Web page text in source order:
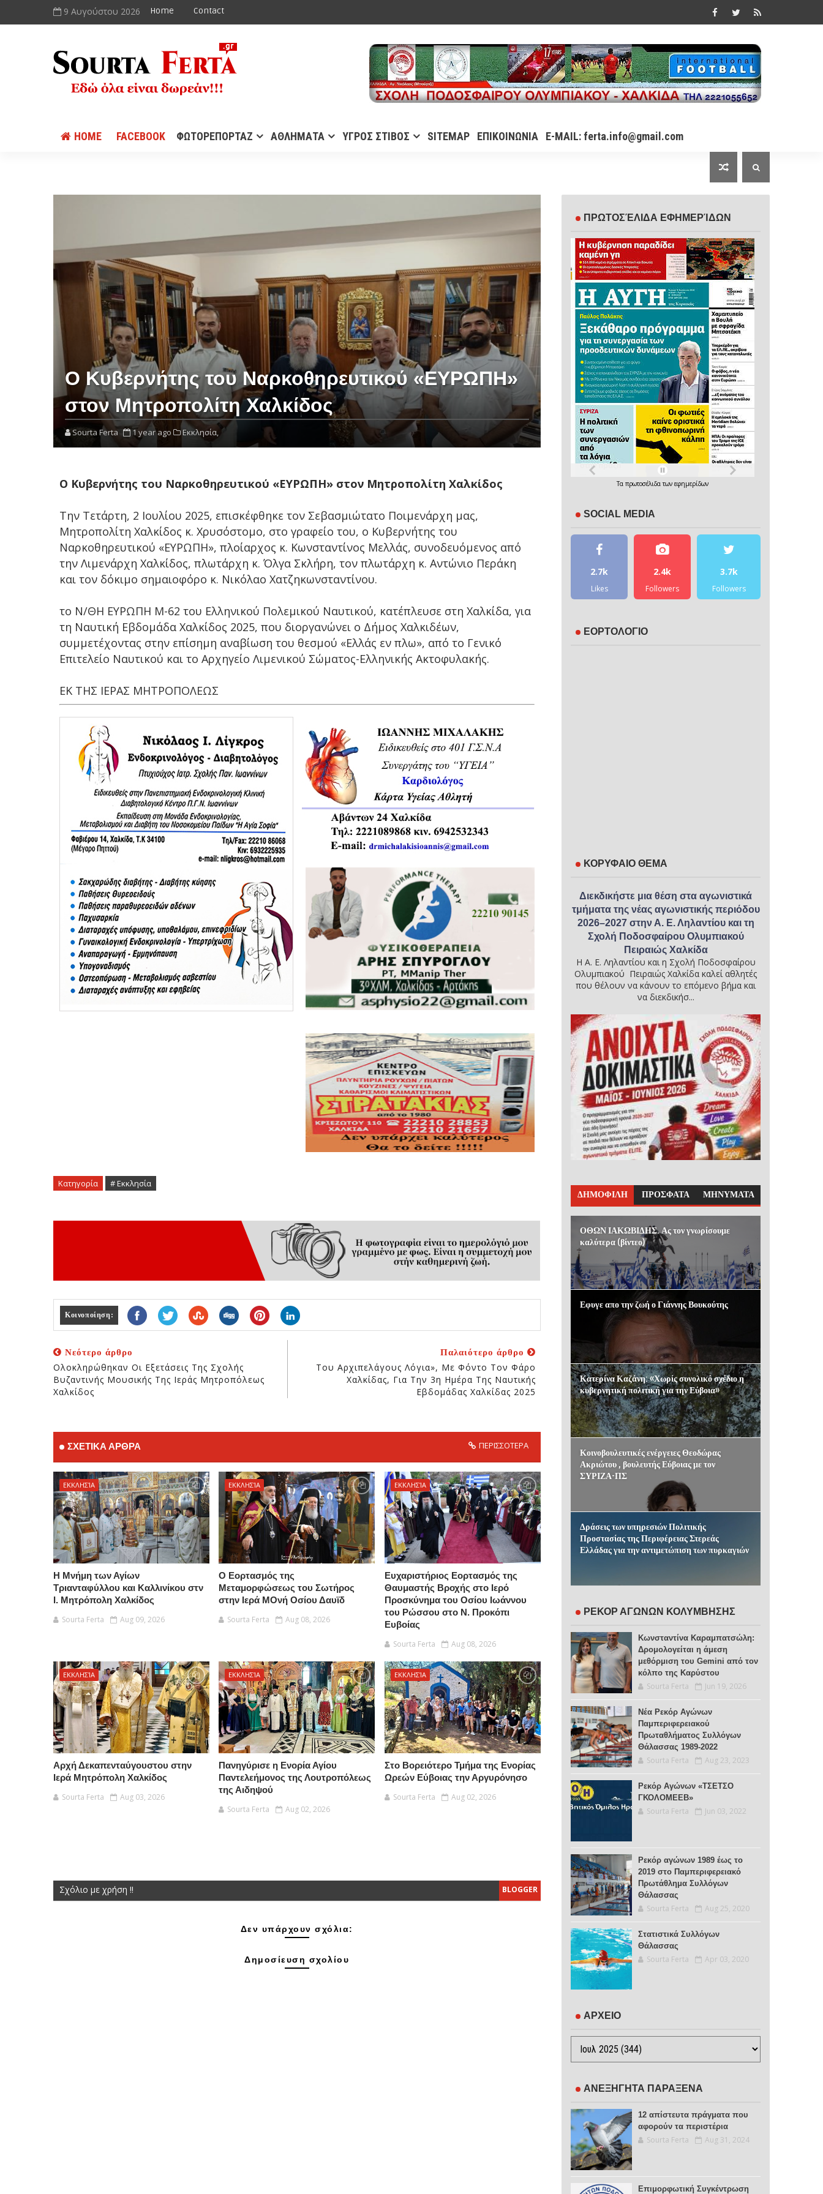
9 Αυγούστου 2026 Home Contact
HOME FACEBOOK ΦΩΤΟΡΕΠΟΡΤΑΖ ΑΘΛΗΜΑΤΑ ΥΓΡΟΣ ΣΤΙΒΟΣ SITEMAP ΕΠΙΚΟΙΝΩΝΙΑ E-MAIL: ferta.info@gmail.com
Ο Κυβερνήτης του Ναρκοθηρευτικού «ΕΥΡΩΠΗ»
στον Μητροπολίτη Χαλκίδος
Sourta Ferta 1 year ago Εκκλησία,
Ο Κυβερνήτης του Ναρκοθηρευτικού «ΕΥΡΩΠΗ» στον Μητροπολίτη Χαλκίδος
Την Τετάρτη, 2 Ιουλίου 2025, επισκέφθηκε τον Σεβασμιώτατο Ποιμενάρχη μας,
Μητροπολίτη Χαλκίδος κ. Χρυσόστομο, στο γραφείο του, ο Κυβερνήτης του
Ναρκοθηρευτικού «ΕΥΡΩΠΗ», πλοίαρχος κ. Κωνσταντίνος Μελλάς, συνοδευόμενος από
την Λιμενάρχη Χαλκίδος, πλωτάρχη κ. Όλγα Σκλήρη, τον πλωτάρχη κ. Αντώνιο Περάκη
και τον δόκιμο σημαιοφόρο κ. Νικόλαο Χατζηκωνσταντίνου.
το N/ΘΗ ΕΥΡΩΠΗ Μ-62 του Ελληνικού Πολεμικού Ναυτικού, κατέπλευσε στη Χαλκίδα, για
τη Ναυτική Εβδομάδα Χαλκίδος 2025, που διοργανώνει ο Δήμος Χαλκιδέων,
συμμετέχοντας στην επίσημη αναβίωση του θεσμού «Ελλάς εν πλω», από το Γενικό
Επιτελείο Ναυτικού και το Αρχηγείο Λιμενικού Σώματος-Ελληνικής Ακτοφυλακής.
ΕΚ ΤΗΣ ΙΕΡΑΣ ΜΗΤΡΟΠΟΛΕΩΣ
Κατηγορία # Εκκλησία
Κοινοποίηση:
Νεότερο άρθρο
Ολοκληρώθηκαν Οι Εξετάσεις Της Σχολής
Βυζαντινής Μουσικής Της Ιεράς Μητροπόλεως
Χαλκίδος
Παλαιότερο άρθρο
Του Αρχιπελάγους Λόγια», Με Φόντο Τον Φάρο
Χαλκίδας, Για Την 3η Ημέρα Της Ναυτικής
Εβδομάδας Χαλκίδας 2025
ΣΧΕΤΙΚΑ ΑΡΘΡΑ ΠΕΡΙΣΣΟΤΕΡΑ
ΕΚΚΛΗΣΊΑ
Η Μνήμη των Αγίων
Τριανταφύλλου και Καλλινίκου στν
Ι. Μητρόπολη Χαλκίδος
Sourta Ferta
Aug 09, 2026
ΕΚΚΛΗΣΊΑ
Ο Εορτασμός της
Μεταμορφώσεως του Σωτήρος
στην Ιερά ΜΟνή Οσίου Δαυϊδ
Sourta Ferta
Aug 08, 2026
ΕΚΚΛΗΣΊΑ
Ευχαριστήριος Εορτασμός της
Θαυμαστής Βροχής στο Ιερό
Προσκύνημα του Οσίου Ιωάννου
του Ρώσσου στο Ν. Προκόπι
Ευβοίας
Sourta Ferta
Aug 08, 2026
ΕΚΚΛΗΣΊΑ
Αρχή Δεκαπενταύγουστου στην
Ιερά Μητρόπολη Χαλκίδος
Sourta Ferta
Aug 03, 2026
ΕΚΚΛΗΣΊΑ
Πανηγύρισε η Ενορία Αγίου
Παντελεήμονος της Λουτροπόλεως
της Αιδηψού
Sourta Ferta
Aug 02, 2026
ΕΚΚΛΗΣΊΑ
Στο Βορειότερο Τμήμα της Ενορίας
Ωρεών Εύβοιας την Αργυρόνησο
Sourta Ferta
Aug 02, 2026
BLOGGER
Σχόλιο με χρήση !!
Δεν υπάρχουν σχόλια:
Δημοσίευση σχολίου
ΠΡΩΤΟΣΈΛΙΔΑ ΕΦΗΜΕΡΊΔΩΝ
Τα πρωτοσέλιδατων εφημερίδων
SOCIAL MEDIA
2.7k
Likes
2.4k
Followers
3.7k
Followers
ΕΟΡΤΟΛΟΓΙΟ
ΚΟΡΥΦΑΙΟ ΘΕΜΑ
Διεκδικήστε μια θέση στα αγωνιστικά
τμήματα της νέας αγωνιστικής περιόδου
2026–2027 στην Α. Ε. Ληλαντίου και τη
Σχολή Ποδοσφαίρου Ολυμπιακού
Πειραιώς Χαλκίδα
Η Α. Ε. Ληλαντίου και η Σχολή Ποδοσφαίρου
Ολυμπιακού Πειραιώς Χαλκίδα καλεί αθλητές
που θέλουν να κάνουν το επόμενο βήμα και
να διεκδικήσ...
ΔΗΜΟΦΙΛΗ ΠΡΟΣΦΑΤΑ ΜΗΝΥΜΑΤΑ
ΟΘΩΝ ΙΑΚΩΒΙΔΗΣ. Ας τον γνωρίσουμε
καλύτερα (βίντεο)
Εφυγε απο την ζωή ο Γιάννης Βουκούτης
Κατερίνα Καζάνη: «Χωρίς συνολικό σχέδιο η
κυβερνητική πολιτική για την Εύβοια»
Κοινοβουλευτικές ενέργειες Θεοδώρας
Ακριώτου , βουλευτής Εύβοιας με τον
ΣΥΡΙΖΑ-ΠΣ
Δράσεις των υπηρεσιών Πολιτικής
Προστασίας της Περιφέρειας Στερεάς
Ελλάδας για την αντιμετώπιση των πυρκαγιών
ΡΕΚΟΡ ΑΓΩΝΩΝ ΚΟΛΥΜΒΗΣΗΣ
Κωνσταντίνα Καραμπατσώλη:
Δρομολογείται η άμεση
μεθόρμιση του Gemini από τον
κόλπο της Καρύστου
Sourta Ferta Jun 19, 2026
Νέα Ρεκόρ Αγώνων
Παμπεριφερειακού
Πρωταθλήματος Συλλόγων
Θάλασσας 1989-2022
Sourta Ferta Aug 23, 2023
Ρεκόρ Αγώνων «ΤΣΕΤΣΟ
ΓΚΟΛΟΜΕΕΒ»
Sourta Ferta Jun 03, 2022
Ρεκόρ αγώνων 1989 έως το
2019 στο Παμπεριφερειακό
Πρωτάθλημα Συλλόγων
Θάλασσας
Sourta Ferta Aug 25, 2020
Στατιστικά Συλλόγων
Θάλασσας
Sourta Ferta Apr 03, 2020
ΑΡΧΕΙΟ
ΑΝΕΞΗΓΗΤΑ ΠΑΡΑΞΕΝΑ
12 απίστευτα πράγματα που
αφορούν τα περιστέρια
Sourta Ferta Aug 31, 2024
Επιμορφωτική Συγκέντρωση